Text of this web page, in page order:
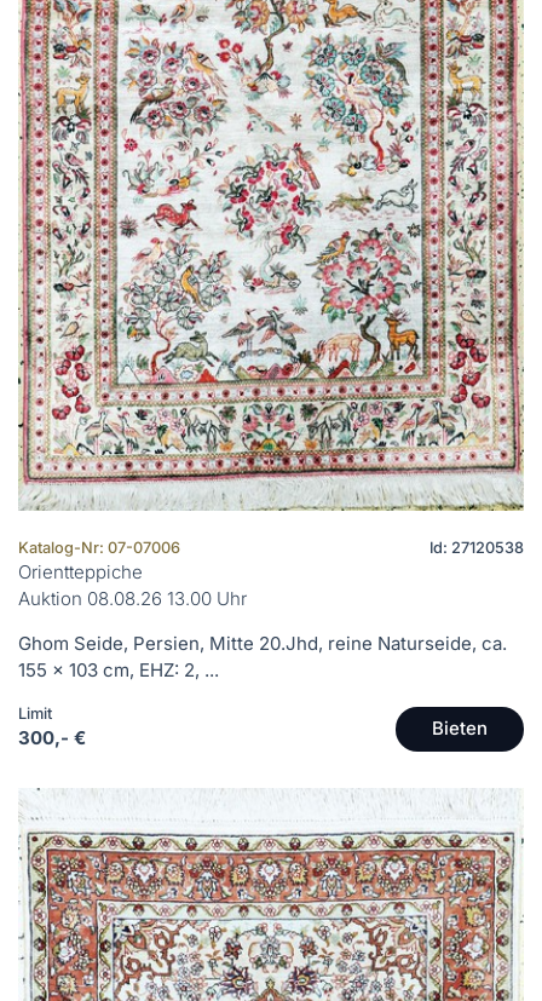
Katalog-Nr: 07-07006 Id: 27120538
Orientteppiche
Auktion 08.08.26 13.00 Uhr
Ghom Seide, Persien, Mitte 20.Jhd, reine Naturseide, ca.
155 x 103 cm, EHZ: 2, ...
Limit
300,- € Bieten